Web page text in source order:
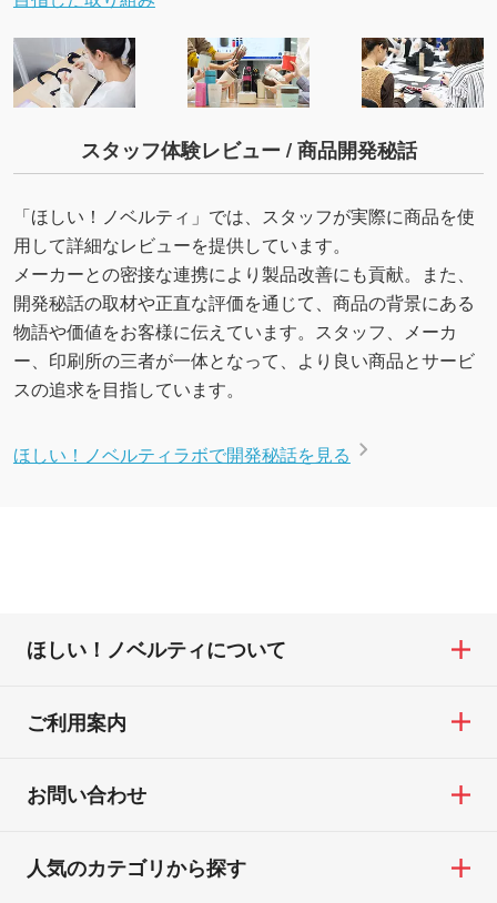
スタッフ体験レビュー / 商品開発秘話
「ほしい！ノベルティ」では、スタッフが実際に商品を使
用して詳細なレビューを提供しています。
メーカーとの密接な連携により製品改善にも貢献。また、
開発秘話の取材や正直な評価を通じて、商品の背景にある
物語や価値をお客様に伝えています。スタッフ、メーカ
ー、印刷所の三者が一体となって、より良い商品とサービ
スの追求を目指しています。
ほしい！ノベルティラボで開発秘話を見る
ほしい！ノベルティについて
ご利用案内
お問い合わせ
人気のカテゴリから探す